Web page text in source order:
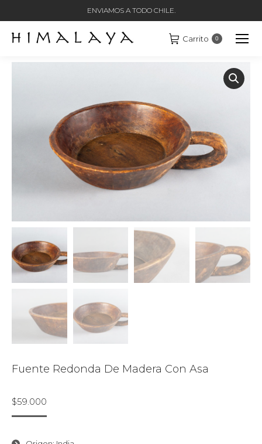
ENVIAMOS A TODO CHILE.
Carrito 0
Fuente Redonda De Madera Con Asa
$59.000